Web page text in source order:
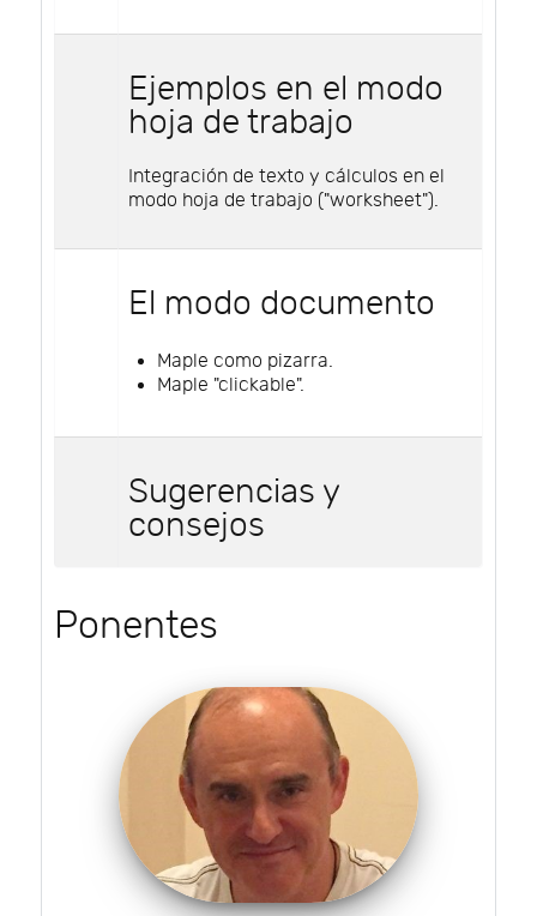
Ejemplos en el modo
hoja de trabajo
Integración de texto y cálculos en el
modo hoja de trabajo ("worksheet").
El modo documento
Maple como pizarra.
Maple "clickable".
Sugerencias y
consejos
Ponentes